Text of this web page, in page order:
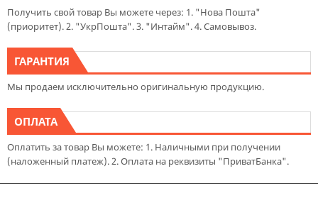
Получить свой товар Вы можете через: 1. "Нова Пошта"
(приоритет). 2. "УкрПошта". 3. "Интайм". 4. Самовывоз.
ГАРАНТИЯ
Мы продаем исключительно оригинальную продукцию.
ОПЛАТА
Оплатить за товар Вы можете: 1. Наличными при получении
(наложенный платеж). 2. Оплата на реквизиты "ПриватБанка".